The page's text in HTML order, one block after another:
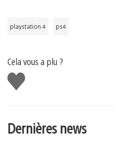
playstation 4 ps4
Cela vous a plu ?
J'aime
Dernières news